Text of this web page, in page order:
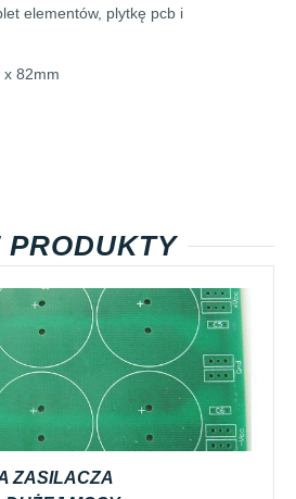
elementów, plytkę pcb i
x 82mm
PRODUKTY
ZASILACZA